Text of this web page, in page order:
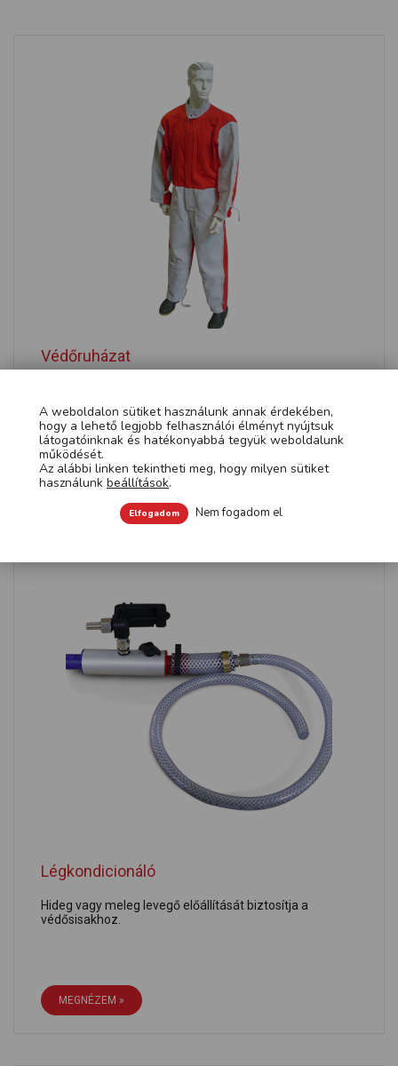
Védőruházat
ajánlottak, hogy megvédjék a felhasználót a koptató
visszaverődésektől.
MEGNÉZEM »
Légkondicionáló
Hideg vagy meleg levegő előállítását biztosítja a
védősisakhoz.
MEGNÉZEM »
A weboldalon sütiket használunk annak érdekében,
hogy a lehető legjobb felhasználói élményt nyújtsuk
látogatóinknak és hatékonyabbá tegyük weboldalunk
működését.
Az alábbi linken tekintheti meg, hogy milyen sütiket
használunk beállítások.
Elfogadom Nem fogadom el